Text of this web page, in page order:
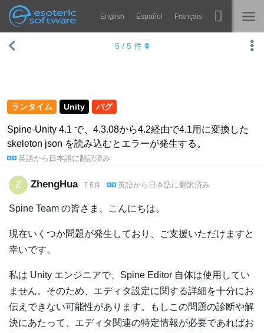
Esoteric Software
Navigation English Español Français
ホーム
お問い合わせ
Spine
ランタイム
学ぶ
ランタイム Unity バグ
Spine-Unity 4.1 で、4.3.08から4.2経由で4.1用に変換した
skeleton json を読み込むとエラーが発生する。
英語から 日本語に翻訳済み
5/ 5件
Z ZhengHua 7 6月 英語から 日本語に翻訳済み
Spine Team の皆さま、こんにちは。
現在いくつか問題が発生しており、ご支援いただけますと
幸いです。
私は Unity エンジニアで、Spine Editor 自体は使用してい
ません。そのため、エディタ設定に関する詳細を十分にお
伝えできない可能性があります。もしこの問題の診断や解
決にあたって、エディタ関連の特定情報が必要であればお